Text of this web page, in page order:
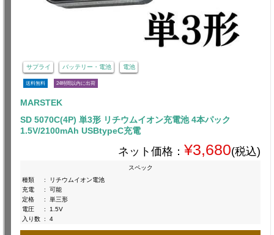
サプライ バッテリー・電池 電池
送料無料 24時間以内に出荷
MARSTEK
SD 5070C(4P) 単3形 リチウムイオン充電池 4本パック
1.5V/2100mAh USBtypeC充電
ネット価格： ¥3,680(税込)
スペック
種類
:
リチウムイオン電池
充電
:
可能
定格
:
単三形
電圧
:
1.5V
入り数 : 4